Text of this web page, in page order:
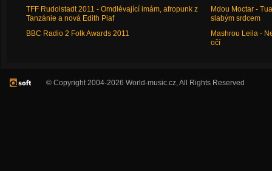
TFF Rudolstadt 2011 - Omdlévající imám, afropunk z
Tanzánie a nová Edith Piaf
BBC Radio 2 Folk Awards 2011
Mdou Moctar -
slabým srdcem
Mashrou Leila -
očí
© Copyright 2004-2026 World-music.cz, All Rights Reserved